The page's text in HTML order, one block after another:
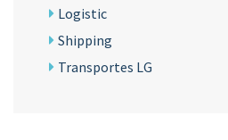
Logistic
Shipping
Transportes LG